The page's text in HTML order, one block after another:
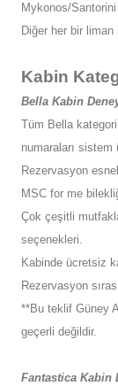
Mykonos/
Diğer her bir liman
Kabin
Bella Kabin
Tüm Bella
numaraları
Rezervasyon
MSC for me
Çok çeşitli
seçenekleri.
Kabinde ücretsiz
Rezervasyon
**Bu teklif Güney
geçerli değildir.
Fantastica Kabin